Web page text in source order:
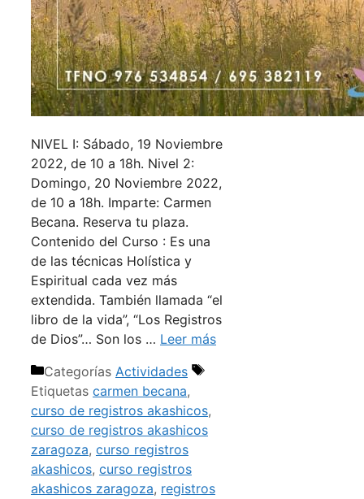
NIVEL I: Sábado, 19 Noviembre
2022, de 10 a 18h. Nivel 2:
Domingo, 20 Noviembre 2022,
de 10 a 18h. Imparte: Carmen
Becana. Reserva tu plaza.
Contenido del Curso : Es una
de las técnicas Holística y
Espiritual cada vez más
extendida. También llamada “el
libro de la vida”, “Los Registros
de Dios”… Son los … Leer más
Categorías Actividades
Etiquetas carmen becana,
curso de registros akashicos,
curso de registros akashicos
zaragoza, curso registros
akashicos, curso registros
akashicos zaragoza, registros